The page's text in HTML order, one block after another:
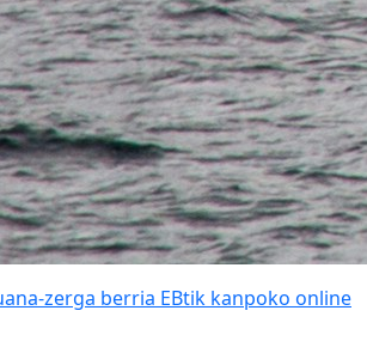
zerga berria EBtik kanpoko online